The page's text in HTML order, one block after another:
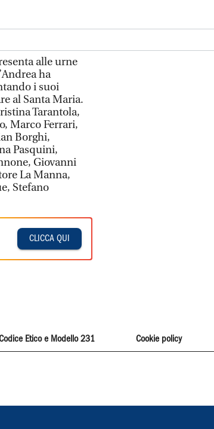
alle urne
ha
i suoi
al Santa Maria.
Tarantola,
Marco Ferrari,
Borghi,
Pasquini,
Giovanni
La Manna,
Stefano
CLICCA QUI
Etico e Modello 231 Cookie policy